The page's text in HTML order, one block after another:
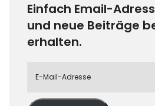
Einfach Email-
und neue Beiträge
erhalten.